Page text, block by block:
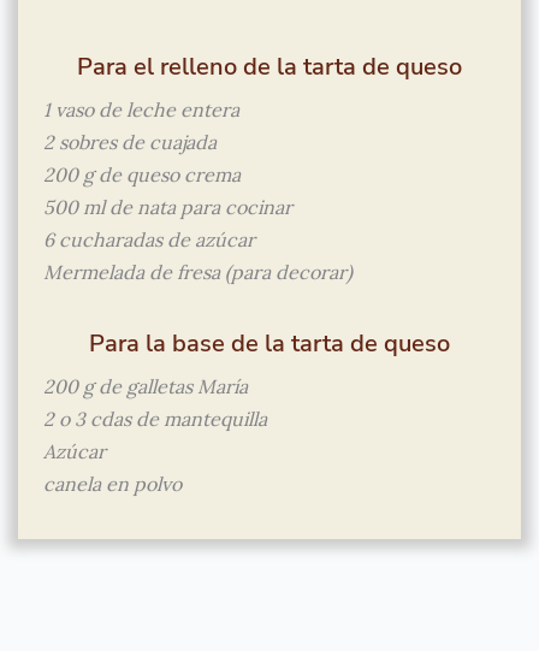
Para el relleno de la tarta de queso
1 vaso de leche entera
2 sobres de cuajada
200 g de queso crema
500 ml de nata para cocinar
6 cucharadas de azúcar
Mermelada de fresa (para decorar)
Para la base de la tarta de queso
200 g de galletas María
2 o 3 cdas de mantequilla
Azúcar
canela en polvo